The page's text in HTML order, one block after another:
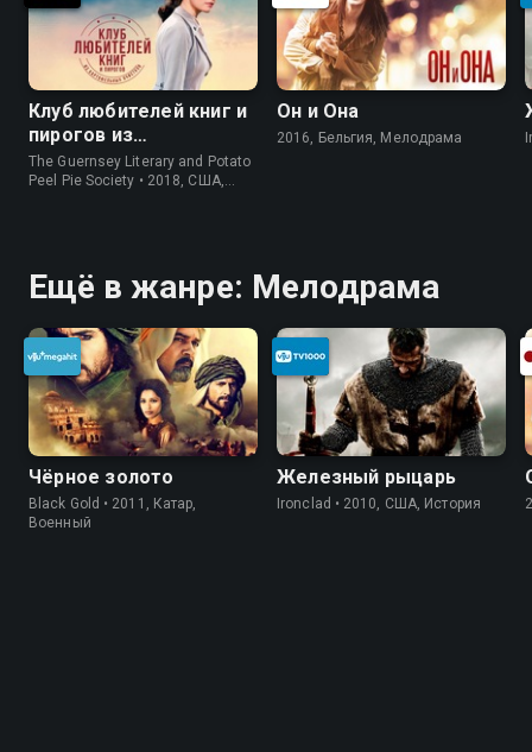
Клуб любителей книг и
пирогов из
картофельных
очистков
The Guernsey Literary and Potato
Peel Pie Society • 2018, США,
Он и Она
2016, Бельгия, Мелодрама
Ещё в жанре: Мелодрама
Чёрное золото
Black Gold • 2011, Катар,
Военный
Железный рыцарь
Ironclad • 2010, США, История